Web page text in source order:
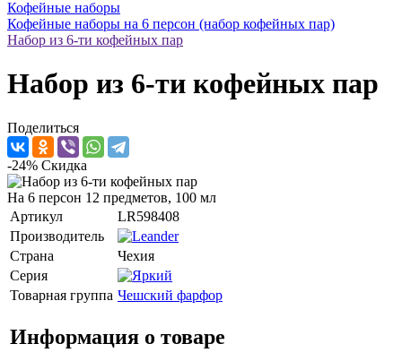
Кофейные наборы
Кофейные наборы на 6 персон (набор кофейных пар)
Набор из 6-ти кофейных пар
Набор из 6-ти кофейных пар
Поделиться
-24% Скидка
На 6 персон 12 предметов, 100 мл
Артикул
LR598408
Производитель
Страна
Чехия
Серия
Товарная группа Чешский фарфор
Информация о товаре